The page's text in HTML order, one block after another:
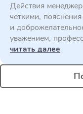
Действия
четкими,
и
уважением,
читать далее